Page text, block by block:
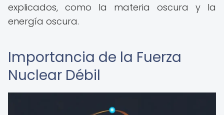
explicados, como la materia oscura y la
energía oscura.
Importancia de la Fuerza
Nuclear Débil